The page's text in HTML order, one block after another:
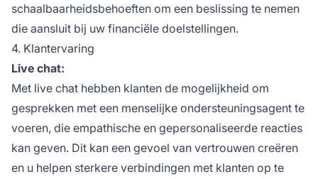
schaalbaarheidsbehoeften om een beslissing te nemen
die aansluit bij uw financiële doelstellingen.
4. Klantervaring
Live chat:
Met live chat hebben klanten de mogelijkheid om
gesprekken met een menselijke ondersteuningsagent te
voeren, die empathische en gepersonaliseerde reacties
kan geven. Dit kan een gevoel van vertrouwen creëren
en u helpen sterkere verbindingen met klanten op te